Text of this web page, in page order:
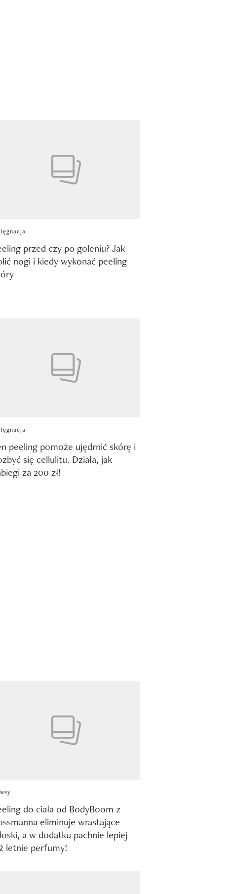
przed czy po goleniu? Jak
nogi i kiedy wykonać peeling
peeling pomoże ujędrnić skórę i
się cellulitu. Działa, jak
za 200 zł!
do ciała od BodyBoom z
eliminuje wrastające
a w dodatku pachnie lepiej
letnie perfumy!